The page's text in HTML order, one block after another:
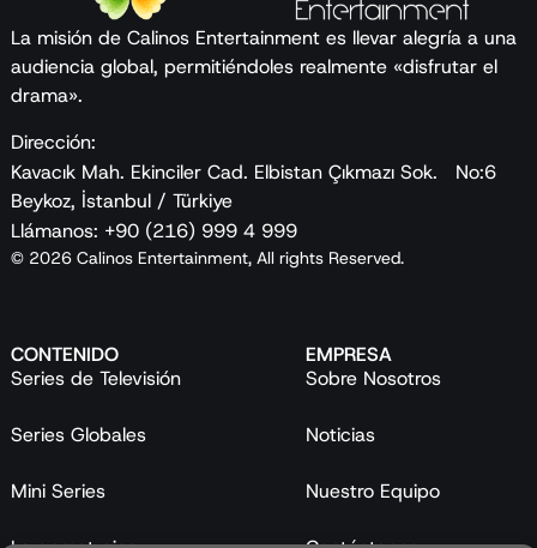
La misión de Calinos Entertainment es llevar alegría a una
audiencia global, permitiéndoles realmente «disfrutar el
drama».
Dirección:
Kavacık Mah. Ekinciler Cad. Elbistan Çıkmazı Sok. No:6
Beykoz, İstanbul / Türkiye
Llámanos: +90 (216) 999 4 999
© 2026 Calinos Entertainment, All rights Reserved.
CONTENIDO
Series de Televisión
Series Globales
Mini Series
EMPRESA
Sobre Nosotros
Noticias
Nuestro Equipo